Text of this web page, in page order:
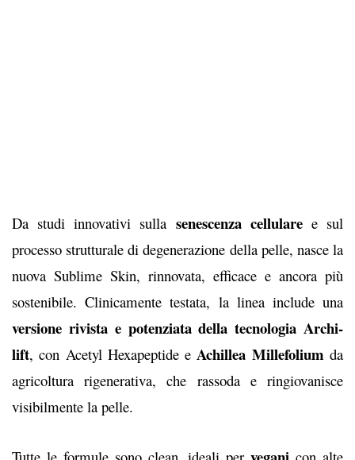
Da studi innovativi sulla senescenza cellularee sul
processo strutturale di degenerazione della pelle, nasce la
nuova Sublime Skin, rinnovata, efficace e ancora più
sostenibile. Clinicamente testata, la linea include una
versione rivista e potenziata della tecnologia Archi-
lift, con Acetyl Hexapeptide eAchillea Millefolium da
agricoltura rigenerativa, che rassoda e ringiovanisce
visibilmente la pelle.